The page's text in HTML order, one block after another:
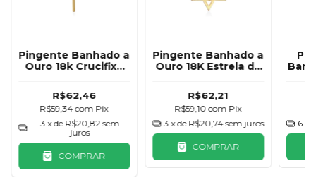
Pingente Banhado a
Ouro 18k Crucifixo
R$62,46
R$59,34com Pix
3 x de R$20,82 sem
juros
COMPRAR
Pingente Banhado a
Ouro 18K Estrela de
R$62,21
R$59,10com Pix
3 x de R$20,74 sem juros
COMPRAR
6 x